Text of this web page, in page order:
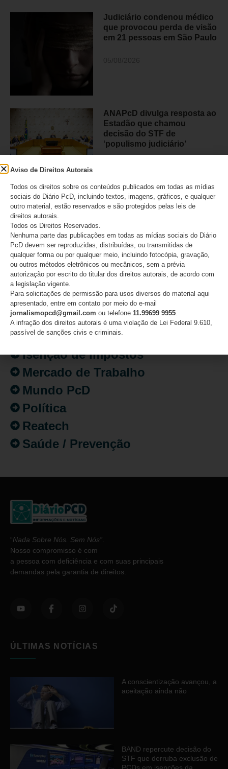
Judiciário condenou médico
que provocou perda de visão
em 21 pessoas em São Paulo
ANAPcD divulga resposta ao
Estadão que chamou
decisão do STF de
‘populismo judiciário’
CATEGORIAS
Acessibilidade
Artigo/Opinião
Atualidades
Destaques
Fatos
Inclusão
Isenção de Impostos
Mercado de Trabalho
Mundo PcD
Política
Reatech
Saúde / Prevenção
“Nada Sobre Nós. Sem Nós”
Nosso compromisso é com
a pessoa com deficiência e com suas principais
demandas pela garantia de direitos.
ÚLTIMAS NOTÍCIAS
A conscientização avançou, a
aceitação ainda não
BAND repercute decisão do
STF que derruba exclusão de
PCDs em isenções da
Aviso de Direitos Autorais
Todos os direitos sobre os conteúdos publicados em todas as mídias
sociais do Diário PcD, incluindo textos, imagens, gráficos, e qualquer
outro material, estão reservados e são protegidos pelas leis de
direitos autorais.
Todos os Direitos Reservados.
Nenhuma parte das publicações em todas as mídias sociais do Diário
PcD devem ser reproduzidas, distribuídas, ou transmitidas de
qualquer forma ou por qualquer meio, incluindo fotocópia, gravação,
ou outros métodos eletrônicos ou mecânicos, sem a prévia
autorização por escrito do titular dos direitos autorais, de acordo com
a legislação vigente.
Para solicitações de permissão para usos diversos do material aqui
apresentado, entre em contato por meio do e-mail
jornalismopcd@gmail.com ou telefone 11.99699 9955.
A infração dos direitos autorais é uma violação de Lei Federal 9.610,
passível de sanções civis e criminais.